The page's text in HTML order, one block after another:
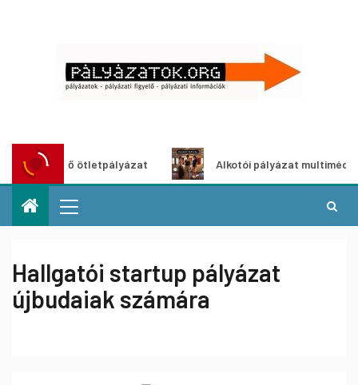
ötletpályázat Alkotói pályázat multimédia-
Hallgatói startup pályázat
újbudaiak számára